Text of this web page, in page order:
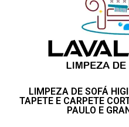
LIMPEZA DE SOFÁ
TAPETE E CARPETE
PAULO E